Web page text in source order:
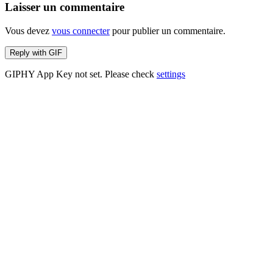
Laisser un commentaire
Vous devez vous connecterpour publier un commentaire.
Reply with GIF
GIPHY App Key not set. Please check settings